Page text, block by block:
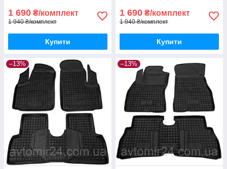
1 690 ₴/комплект
1 940 ₴/комплект
Купити
1 690 ₴/комплект
1 940 ₴/комплект
Купити
–13% –13%